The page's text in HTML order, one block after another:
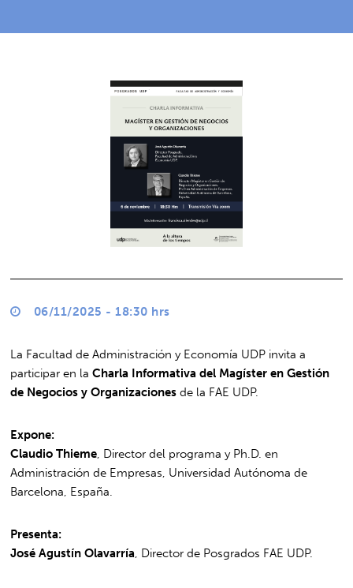
06/11/2025 - 18:30 hrs
La Facultad de Administración y Economía UDP invita a
participar en laCharla Informativa del Magíster en Gestión
de Negocios y Organizaciones de la FAE UDP.
Expone:
Claudio Thieme , Director del programa y Ph.D. en
Administración de Empresas, Universidad Autónoma de
Barcelona, España.
Presenta:
José Agustín Olavarría , Director de Posgrados FAE UDP.